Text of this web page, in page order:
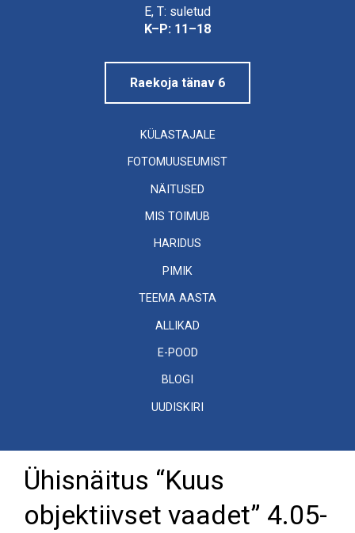
E, T: suletud
K–P: 11–18
Raekoja tänav 6
KÜLASTAJALE
FOTOMUUSEUMIST
NÄITUSED
MIS TOIMUB
HARIDUS
PIMIK
TEEMA AASTA
ALLIKAD
E-POOD
BLOGI
UUDISKIRI
Ühisnäitus “Kuus
objektiivset vaadet” 4.05-